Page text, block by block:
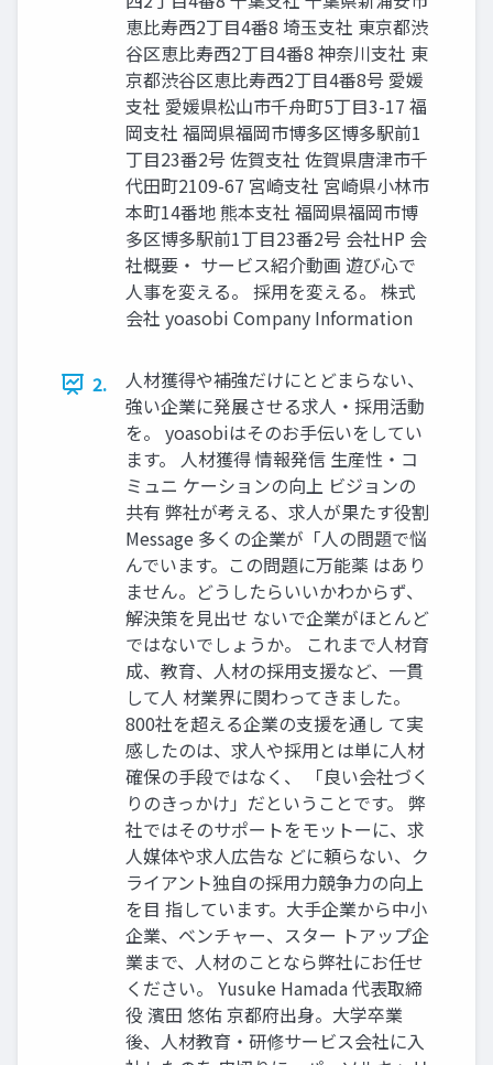
恵比寿西2丁目4番8 埼玉支社 東京都渋
谷区恵比寿西2丁目4番8 神奈川支社 東
京都渋谷区恵比寿西2丁目4番8号 愛媛
支社 愛媛県松山市千舟町5丁目3-17 福
岡支社 福岡県福岡市博多区博多駅前1
丁目23番2号 佐賀支社 佐賀県唐津市千
代田町2109-67 宮崎支社 宮崎県小林市
本町14番地 熊本支社 福岡県福岡市博
多区博多駅前1丁目23番2号 会社HP 会
社概要・ サービス紹介動画 遊び心で
人事を変える。 採用を変える。 株式
会社 yoasobi Company Information
2.
人材獲得や補強だけにとどまらない、
強い企業に発展させる求人・採用活動
を。 yoasobiはそのお手伝いをしてい
ます。 人材獲得 情報発信 生産性・コ
ミュニ ケーションの向上 ビジョンの
共有 弊社が考える、求人が果たす役割
Message 多くの企業が「人の問題で悩
んでいます。この問題に万能薬 はあり
ません。どうしたらいいかわからず、
解決策を見出せ ないで企業がほとんど
ではないでしょうか。 これまで人材育
成、教育、人材の採用支援など、一貫
して人 材業界に関わってきました。
800社を超える企業の支援を通し て実
感したのは、求人や採用とは単に人材
確保の手段ではなく、 「良い会社づく
りのきっかけ」だということです。 弊
社ではそのサポートをモットーに、求
人媒体や求人広告な どに頼らない、ク
ライアント独自の採用力競争力の向上
を目 指しています。大手企業から中小
企業、ベンチャー、スター トアップ企
業まで、人材のことなら弊社にお任せ
ください。 Yusuke Hamada 代表取締
役 濱田 悠佑 京都府出身。大学卒業
後、人材教育・研修サービス会社に入